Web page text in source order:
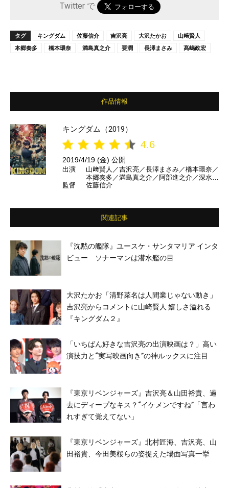
Twitter で
タグ キングダム 佐藤信介 吉沢亮 大沢たかお
山﨑賢人
本郷奏多
橋本環奈 満島真之介 要潤 長澤まさみ 髙嶋政宏
作品情報
キングダム（2019）
4.6
2019/4/19 (金) 公開
出演
山﨑賢人／吉沢亮／長澤まさみ／橋本環奈／
本郷奏多／満島真之介／阿部進之介／深水元
基／高嶋政宏／要潤／橋本じゅん／坂口拓／
監督 佐藤信介
関連記事
『沈黙の艦隊』ユースケ・サンタマリア インタ
ビュー ソナーマンは潜水艦の目
大沢たかお「清野菜名は人間業じゃない動き」
吉沢亮からコメントに山崎賢人 嬉しさ溢れる
『キングダム２』
「いちばん好きな吉沢亮の出演映画は？」高い
演技力と“実写映画向き”の神ルックスに注目
『東京リベンジャーズ』吉沢亮＆山田裕貴、過
去にディープなキス？“イケメンですね”「言わ
れすぎて覚えてない」
『東京リベンジャーズ』北村匠海、吉沢亮、山
田裕貴、今田美桜らの姿捉えた場面写真一挙